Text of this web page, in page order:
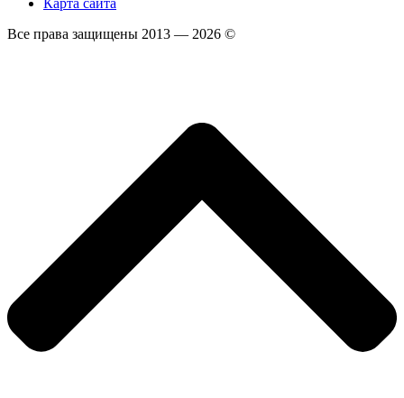
Карта сайта
Все права защищены 2013 — 2026 ©